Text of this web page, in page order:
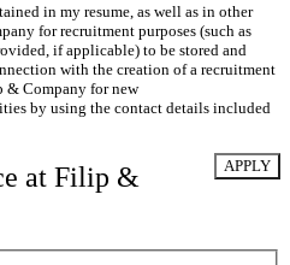
in my resume, as well as in other
for recruitment purposes (such as
if applicable) to be stored and
with the creation of a recruitment
& Company for new
by using the contact details included
at Filip &